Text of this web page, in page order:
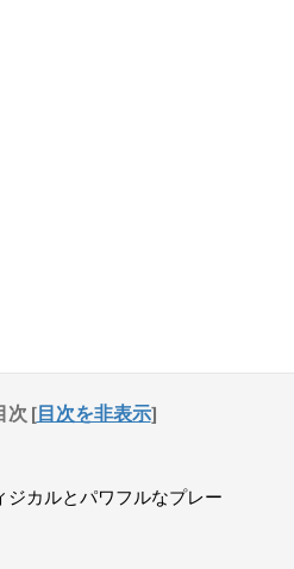
次 [目次を非表示]
カルとパワフルなプレー